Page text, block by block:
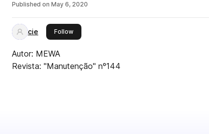
Published on May 6, 2020
cie Followthis publisher
Autor: MEWA
Revista: "Manutenção" nº144